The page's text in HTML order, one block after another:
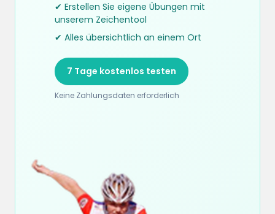
✔ Erstellen Sie eigene Übungen mit
unserem Zeichentool
✔ Alles übersichtlich an einem Ort
7 Tage kostenlos testen
Keine Zahlungsdaten erforderlich